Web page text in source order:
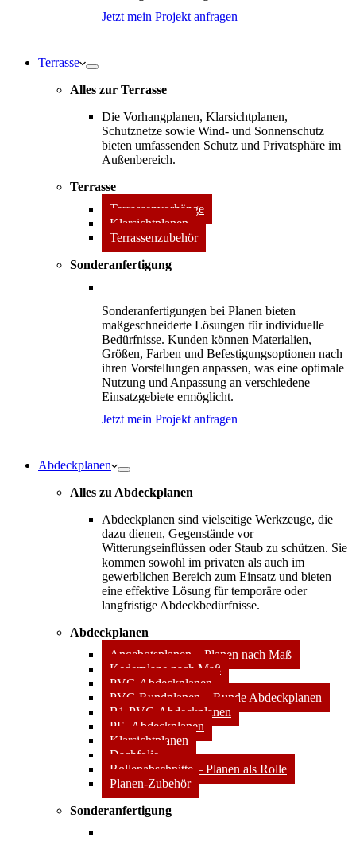
Jetzt mein Projekt anfragen
Terrasse
Alles zur Terrasse
Die Vorhangplanen, Klarsichtplanen,
Schutznetze sowie Wind- und Sonnenschutz
bieten umfassenden Schutz und Privatsphäre im
Außenbereich.
Terrasse
Terrassenvorhänge
Klarsichtplanen
Terrassenzubehör
Sonderanfertigung
Sonderanfertigungen bei Planen bieten
maßgeschneiderte Lösungen für individuelle
Bedürfnisse. Kunden können Materialien,
Größen, Farben und Befestigungsoptionen nach
ihren Vorstellungen anpassen, was eine optimale
Nutzung und Anpassung an verschiedene
Einsatzgebiete ermöglicht.
Jetzt mein Projekt anfragen
Abdeckplanen
Alles zu Abdeckplanen
Abdeckplanen sind vielseitige Werkzeuge, die
dazu dienen, Gegenstände vor
Witterungseinflüssen oder Staub zu schützen. Sie
kommen sowohl im privaten als auch im
gewerblichen Bereich zum Einsatz und bieten
eine effektive Lösung für temporäre oder
langfristige Abdeckbedürfnisse.
Abdeckplanen
Angebotsplanen – Planen nach Maß
Kederplane nach Maß
PVC-Abdeckplanen
PVC-Rundplanen – Runde Abdeckplanen
B1-PVC-Abdeckplanen
PE- Abdeckplanen
Klarsichtplanen
Dachfolie
Rollenabschnitte – Planen als Rolle
Planen-Zubehör
Sonderanfertigung